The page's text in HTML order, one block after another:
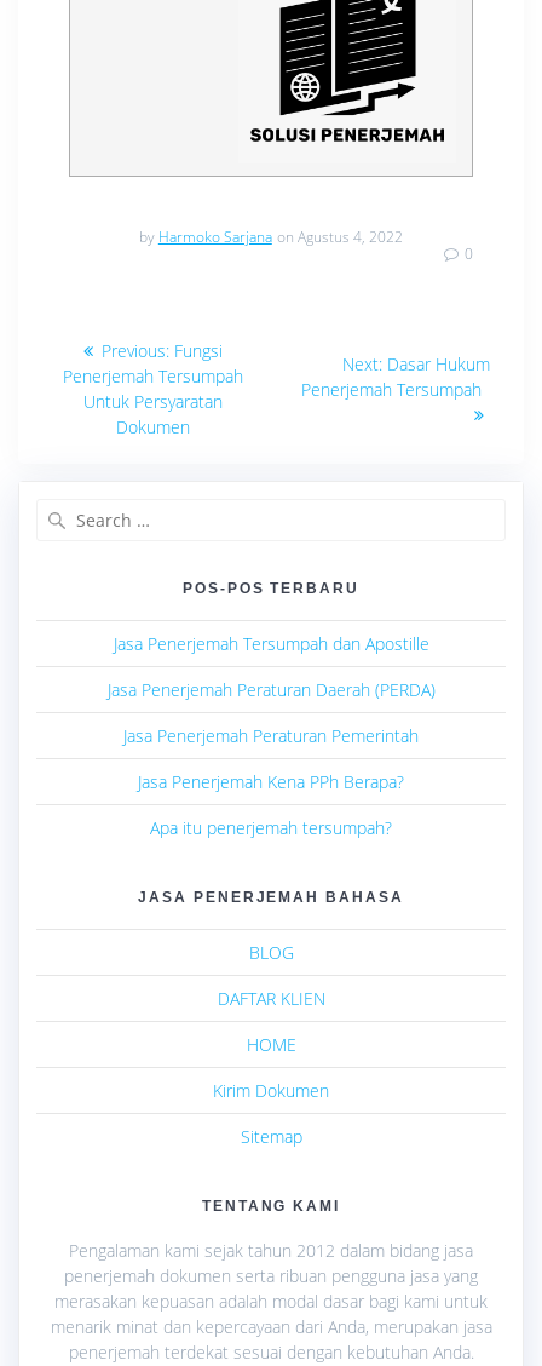
by Harmoko Sarjana on Agustus 4, 2022
0
Navigasi
pos
Previous: Previous
post:
Fungsi
Penerjemah Tersumpah
Untuk Persyaratan
Dokumen
Next: Next
post:
Dasar Hukum
Penerjemah Tersumpah
POS-POS TERBARU
Jasa Penerjemah Tersumpah dan Apostille
Jasa Penerjemah Peraturan Daerah (PERDA)
Jasa Penerjemah Peraturan Pemerintah
Jasa Penerjemah Kena PPh Berapa?
Apa itu penerjemah tersumpah?
JASA PENERJEMAH BAHASA
BLOG
DAFTAR KLIEN
HOME
Kirim Dokumen
Sitemap
TENTANG KAMI
Pengalaman kami sejak tahun 2012 dalam bidang jasa
penerjemah dokumen serta ribuan pengguna jasa yang
merasakan kepuasan adalah modal dasar bagi kami untuk
menarik minat dan kepercayaan dari Anda, merupakan jasa
penerjemah terdekat sesuai dengan kebutuhan Anda.